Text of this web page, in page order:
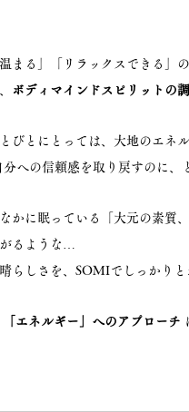
まる」「リラックスできる」
ボディマインドスピリットの
びとにとっては、大地のエネ
への信頼感を取り戻すのに
かに眠っている「大元の素質
るような…
らしさを、SOMIでしっかり
「エネルギー」へのアプローチ